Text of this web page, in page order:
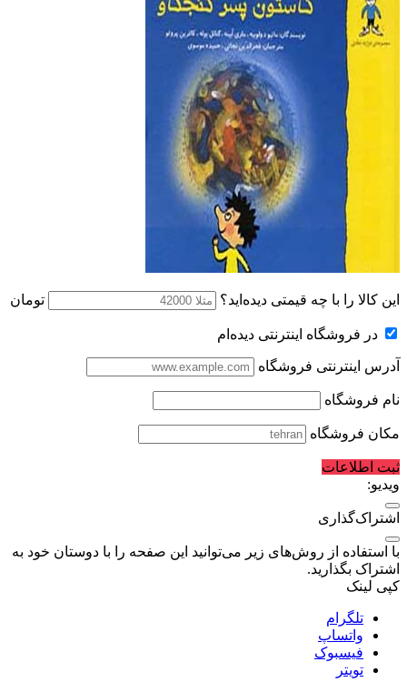
این کالا را با چه قیمتی دیده‌اید؟ تومان
در فروشگاه اینترنتی دیده‌ام
آدرس اینترنتی فروشگاه
نام فروشگاه
مکان فروشگاه
ثبت اطلاعات
ویدیو:
اشتراک‌گذاری
با استفاده از روش‌های زیر می‌توانید این صفحه را با دوستان خود به
اشتراک بگذارید.
کپی لینک
تلگرام
واتساپ
فیسبوک
تویتر